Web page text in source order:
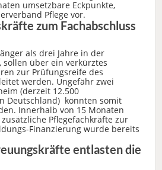
umsetzbare Eckpunkte,
Pflege vor.
zum Fachabschluss
als drei Jahre in der
über ein verkürztes
zur Prüfungsreife des
werden. Ungefähr zwei
(derzeit 12.500
Deutschland) könnten somit
Innerhalb von 15 Monaten
Pflegefachkräfte zur
Finanzierung wurde bereits
entlasten die